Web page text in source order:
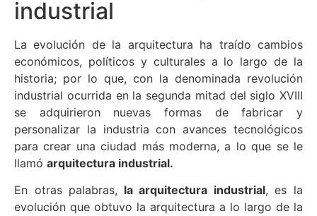
industrial
La evolución de la arquitectura ha traído cambios
económicos, políticos y culturales a lo largo de la
historia; por lo que, con la denominada revolución
industrial ocurrida en la segunda mitad del siglo XVIII
se adquirieron nuevas formas de fabricar y
personalizar la industria con avances tecnológicos
para crear una ciudad más moderna, a lo que se le
llamó arquitectura industrial.
En otras palabras, la arquitectura industrial, es la
evolución que obtuvo la arquitectura a lo largo de la